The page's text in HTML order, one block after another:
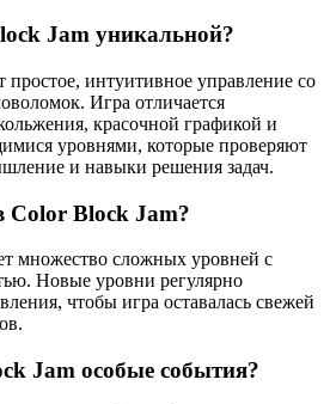
Jam уникальной?
простое, интуитивное управление со
Игра отличается
красочной графикой и
уровнями, которые проверяют
и навыки решения задач.
Color Block Jam?
множество сложных уровней с
Новые уровни регулярно
чтобы игра оставалась свежей
Jam особые события?